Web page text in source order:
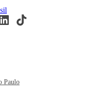
Paulo